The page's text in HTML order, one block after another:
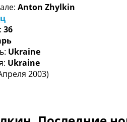
групп Чемпионата Мира
Премьер-Лига
Первая Лига
Таблицы групп
Премьер-Лига
Ла Лига
>>>
ФИФА
Anton Zhylkin
36
Ukraine
Ukraine
2003)